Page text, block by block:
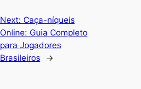
Next: Caça-níqueis
Online: Guia Completo
para Jogadores
Brasileiros
→